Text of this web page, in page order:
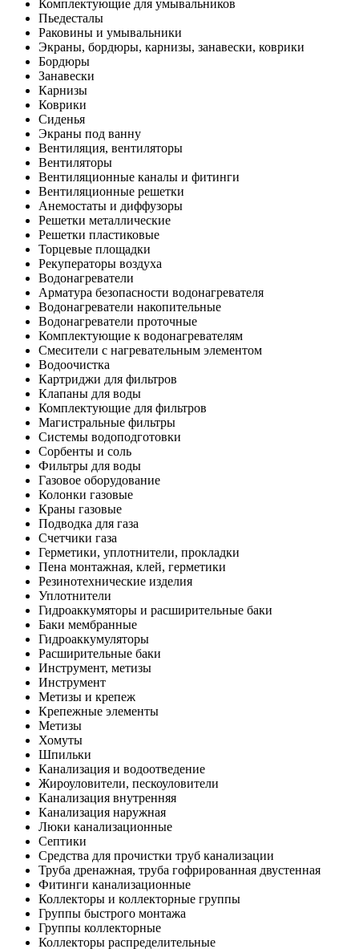
Комплектующие для умывальников
Пьедесталы
Раковины и умывальники
Экраны, бордюры, карнизы, занавески, коврики
Бордюры
Занавески
Карнизы
Коврики
Сиденья
Экраны под ванну
Вентиляция, вентиляторы
Вентиляторы
Вентиляционные каналы и фитинги
Вентиляционные решетки
Анемостаты и диффузоры
Решетки металлические
Решетки пластиковые
Торцевые площадки
Рекуператоры воздуха
Водонагреватели
Арматура безопасности водонагревателя
Водонагреватели накопительные
Водонагреватели проточные
Комплектующие к водонагревателям
Смесители с нагревательным элементом
Водоочистка
Картриджи для фильтров
Клапаны для воды
Комплектующие для фильтров
Магистральные фильтры
Системы водоподготовки
Сорбенты и соль
Фильтры для воды
Газовое оборудование
Колонки газовые
Краны газовые
Подводка для газа
Счетчики газа
Герметики, уплотнители, прокладки
Пена монтажная, клей, герметики
Резинотехнические изделия
Уплотнители
Гидроаккумяторы и расширительные баки
Баки мембранные
Гидроаккумуляторы
Расширительные баки
Инструмент, метизы
Инструмент
Метизы и крепеж
Крепежные элементы
Метизы
Хомуты
Шпильки
Канализация и водоотведение
Жироуловители, пескоуловители
Канализация внутренняя
Канализация наружная
Люки канализационные
Септики
Средства для прочистки труб канализации
Труба дренажная, труба гофрированная двустенная
Фитинги канализационные
Коллекторы и коллекторные группы
Группы быстрого монтажа
Группы коллекторные
Коллекторы распределительные